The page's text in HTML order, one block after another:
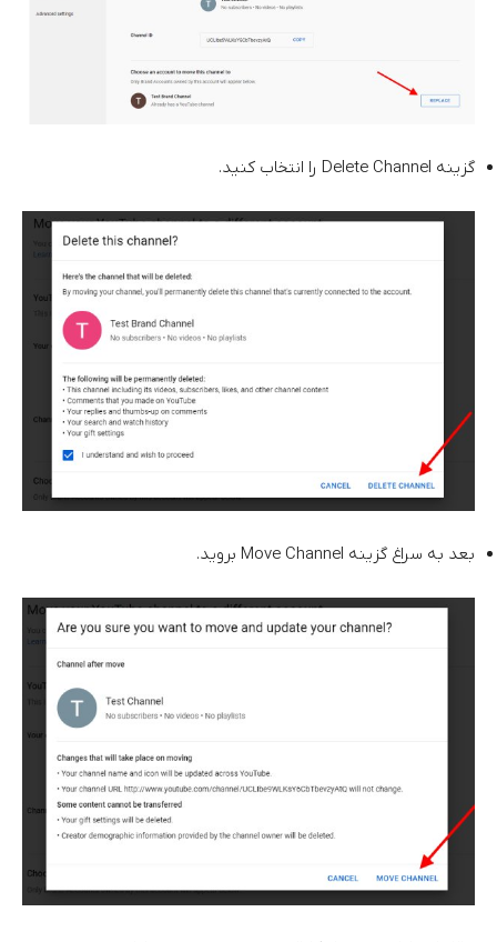
گزینه Delete Channel را انتخاب کنید.
بعد به سراغ گزینه Move Channel بروید.